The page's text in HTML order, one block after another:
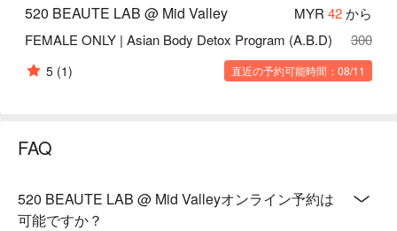
520 BEAUTE LAB @ Mid Valley MYR 42から
FEMALE ONLY | Asian Body Detox Program (A.B.D)
300
5 (1) 直近の予約可能時間：08/11
FAQ
520 BEAUTE LAB @ Mid Valleyオンライン予約は
可能ですか？